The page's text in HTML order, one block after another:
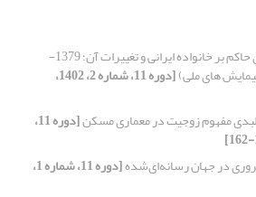
ارزشهای حاکم بر خانواده ایرانی و تغییرات آن؛ 1379-
[دوره 11، شماره 2، 1402،
مفهوم زوجیت در معماری مسکن [دوره 11،
در جهان رسانه‌ای‌شده [دوره 11، شماره 1،